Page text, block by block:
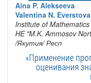
Aina P. Alekseeva
Valentina N. Everstova
Institute of
HE "M.K. Ammosov
/Якутия/ Респ
«Применение
оценивания